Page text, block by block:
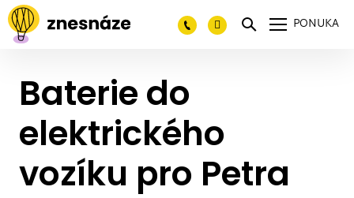
PONUKA
Baterie do
elektrického
vozíku pro Petra